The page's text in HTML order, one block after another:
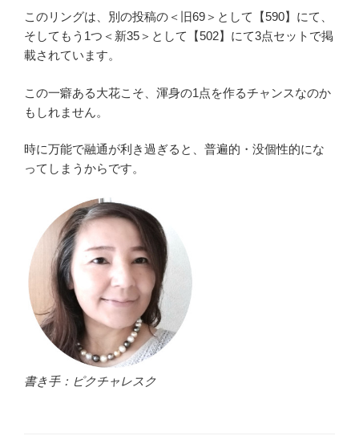
このリングは、別の投稿の＜旧69＞として【590】にて、
そしてもう1つ＜新35＞として【502】にて3点セットで掲
載されています。
この一癖ある大花こそ、渾身の1点を作るチャンスなのか
もしれません。
時に万能で融通が利き過ぎると、普遍的・没個性的にな
ってしまうからです。
書き手：ピクチャレスク